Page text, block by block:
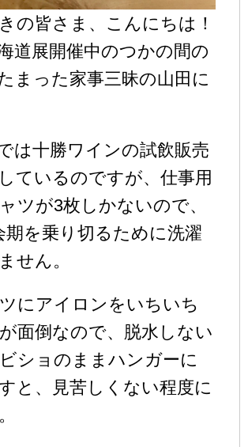
の皆さま、こんにちは！
道展開催中のつかの間の
まった家事三昧の山田に
は十勝ワインの試飲販売
ているのですが、仕事用
ツが3枚しかないので、
期を乗り切るために洗濯
せん。
にアイロンをいちいち
面倒なので、脱水しない
ショのままハンガーに
と、見苦しくない程度に